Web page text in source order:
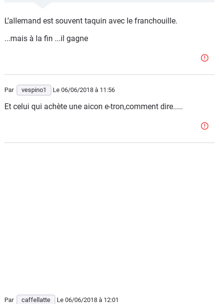
faut croire que c'est fait exprès
L’allemand est souvent taquin avec le franchouille.
...mais à la fin ...il gagne
Par vespino1 Le 06/06/2018 à 11:56
Et celui qui achète une aicon e-tron,comment dire.....
Par caffellatte Le 06/06/2018 à 12:01